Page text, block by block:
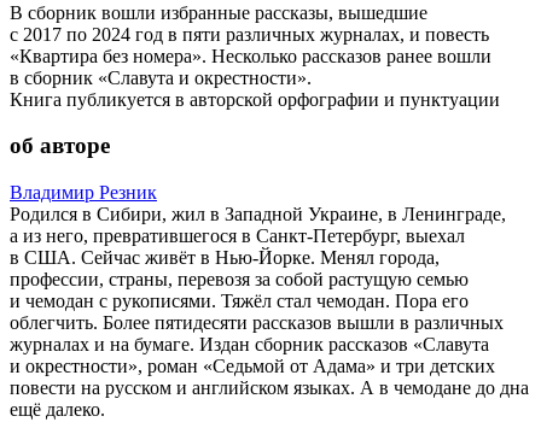
В сборник вошли избранные рассказы, вышедшие
с 2017 по 2024 год в пяти различных журналах, и повесть
«Квартира без номера». Несколько рассказов ранее вошли
в сборник «Славута и окрестности».
Книга публикуется в авторской орфографии и пунктуации
об авторе
Владимир Резник
Родился в Сибири, жил в Западной Украине, в Ленинграде,
а из него, превратившегося в Санкт-Петербург, выехал
в США. Сейчас живёт в Нью-Йорке. Менял города,
профессии, страны, перевозя за собой растущую семью
и чемодан с рукописями. Тяжёл стал чемодан. Пора его
облегчить. Более пятидесяти рассказов вышли в различных
журналах и на бумаге. Издан сборник рассказов «Славута
и окрестности», роман «Седьмой от Адама» и три детских
повести на русском и английском языках. А в чемодане до дна
ещё далеко.